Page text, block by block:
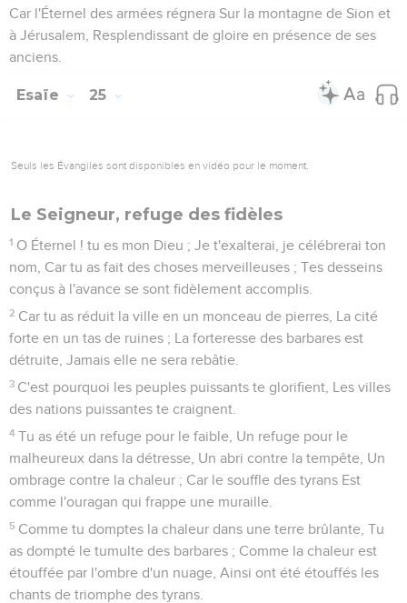
Car l'Éternel des armées régnera Sur la montagne de Sion et
à Jérusalem, Resplendissant de gloire en présence de ses
anciens.
Esaïe 25
Seuls les Évangiles sont disponibles en vidéo pour le moment.
Le Seigneur, refuge des fidèles
1 O Éternel ! tu es mon Dieu ; Je t'exalterai, je célébrerai ton
nom, Car tu as fait des choses merveilleuses ; Tes desseins
conçus à l'avance se sont fidèlement accomplis.
2 Car tu as réduit la ville en un monceau de pierres, La cité
forte en un tas de ruines ; La forteresse des barbares est
détruite, Jamais elle ne sera rebâtie.
3 C'est pourquoi les peuples puissants te glorifient, Les villes
des nations puissantes te craignent.
4 Tu as été un refuge pour le faible, Un refuge pour le
malheureux dans la détresse, Un abri contre la tempête, Un
ombrage contre la chaleur ; Car le souffle des tyrans Est
comme l'ouragan qui frappe une muraille.
5 Comme tu domptes la chaleur dans une terre brûlante, Tu
as dompté le tumulte des barbares ; Comme la chaleur est
étouffée par l'ombre d'un nuage, Ainsi ont été étouffés les
chants de triomphe des tyrans.